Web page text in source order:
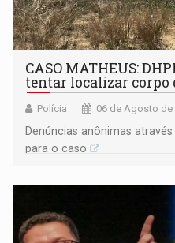
CASO MATHEUS:
tentar localizar corpo
Polícia 06 de Agosto de
Denúncias anônimas
para o caso